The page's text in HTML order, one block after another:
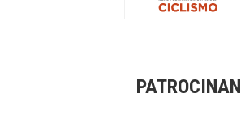
PATROCINAN